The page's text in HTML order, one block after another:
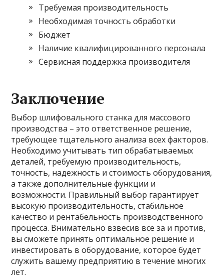
Требуемая производительность
Необходимая точность обработки
Бюджет
Наличие квалифицированного персонала
Сервисная поддержка производителя
Заключение
Выбор шлифовального станка для массового
производства – это ответственное решение,
требующее тщательного анализа всех факторов.
Необходимо учитывать тип обрабатываемых
деталей, требуемую производительность,
точность, надежность и стоимость оборудования,
а также дополнительные функции и
возможности. Правильный выбор гарантирует
высокую производительность, стабильное
качество и рентабельность производственного
процесса. Внимательно взвесив все за и против,
вы сможете принять оптимальное решение и
инвестировать в оборудование, которое будет
служить вашему предприятию в течение многих
лет.